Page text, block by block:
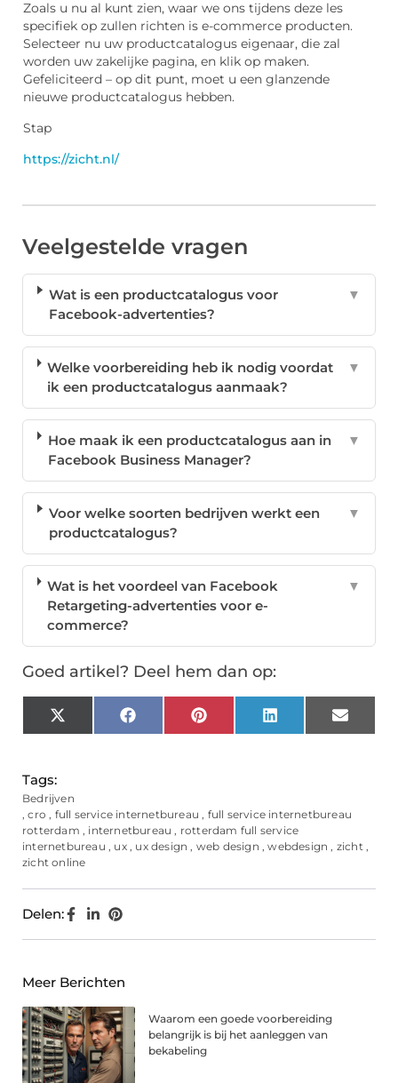
Zoals u nu al kunt zien, waar we ons tijdens deze les
specifiek op zullen richten is e-commerce producten.
Selecteer nu uw productcatalogus eigenaar, die zal
worden uw zakelijke pagina, en klik op maken.
Gefeliciteerd – op dit punt, moet u een glanzende
nieuwe productcatalogus hebben.
Stap
https://zicht.nl/
Veelgestelde vragen
Wat is een productcatalogus voor
Facebook-advertenties?
▼
Welke voorbereiding heb ik nodig voordat
ik een productcatalogus aanmaak?
▼
Hoe maak ik een productcatalogus aan in
Facebook Business Manager?
▼
Voor welke soorten bedrijven werkt een
productcatalogus?
▼
Wat is het voordeel van Facebook
Retargeting-advertenties voor e-
commerce?
▼
Goed artikel? Deel hem dan op:
X
(Twitter)
FacebookPinterest LinkedIn Email
Tags:
Bedrijven
,cro , full service internetbureau , full service internetbureau
rotterdam , internetbureau , rotterdam full service
internetbureau , ux, ux design , web design ,webdesign , zicht,
zicht online
Delen:
Meer Berichten
Waarom een goede voorbereiding
belangrijk is bij het aanleggen van
bekabeling